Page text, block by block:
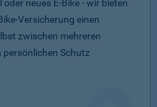
neues E-Bike - wir bieten
Versicherung einen
zwischen mehreren
Schutz